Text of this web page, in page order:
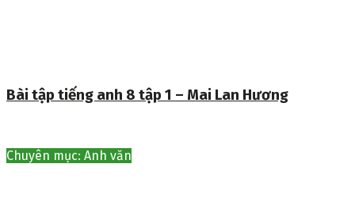
Bài tập tiếng anh 8 tập 1 – Mai Lan Hương
Chuyên mục: Anh văn